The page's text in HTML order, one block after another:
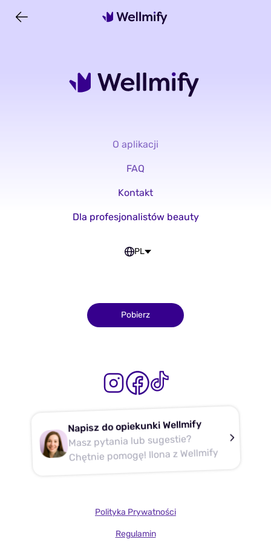
O aplikacji
FAQ
Kontakt
Dla profesjonalistów beauty
PL
Pobierz
Napisz do opiekunki Wellmify
Masz pytania lub sugestie?
Chętnie pomogę! Ilona z Wellmify
Polityka Prywatności
Regulamin